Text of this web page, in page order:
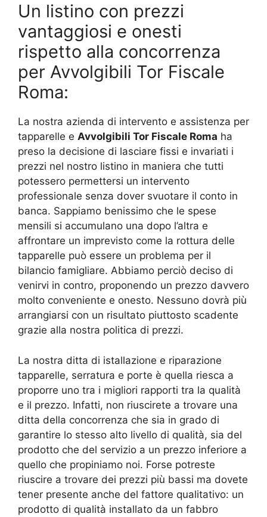
Un listino con prezzi
vantaggiosi e onesti
rispetto alla concorrenza
per Avvolgibili Tor Fiscale
Roma:
La nostra azienda di intervento e assistenza per
tapparelle e Avvolgibili Tor Fiscale Roma ha
preso la decisione di lasciare fissi e invariati i
prezzi nel nostro listino in maniera che tutti
potessero permettersi un intervento
professionale senza dover svuotare il conto in
banca. Sappiamo benissimo che le spese
mensili si accumulano una dopo l’altra e
affrontare un imprevisto come la rottura delle
tapparelle può essere un problema per il
bilancio famigliare. Abbiamo perciò deciso di
venirvi in contro, proponendo un prezzo davvero
molto conveniente e onesto. Nessuno dovrà più
arrangiarsi con un risultato piuttosto scadente
grazie alla nostra politica di prezzi.
La nostra ditta di istallazione e riparazione
tapparelle, serratura e porte è quella riesca a
proporre uno tra i migliori rapporti tra la qualità
e il prezzo. Infatti, non riuscirete a trovare una
ditta della concorrenza che sia in grado di
garantire lo stesso alto livello di qualità, sia del
prodotto che del servizio a un prezzo inferiore a
quello che propiniamo noi. Forse potreste
riuscire a trovare dei prezzi più bassi ma dovete
tener presente anche del fattore qualitativo: un
prodotto di qualità installato da un fabbro